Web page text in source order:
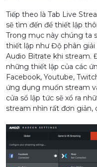
Tiếp theo là Tab Live
sẽ tìm đến để thiết lập
Trong mục này chúng ta
thiết lập như Độ phân giải
Audio Bitrate khi stream.
những thiết lập của các
Facebook, Youtube,
ứng dụng muốn stream
cửa sổ lập tức sẽ xổ ra
stream nhìn rất đơn giản,